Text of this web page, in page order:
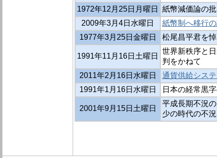
1972年12月25日月曜日
紙幣減価論の
2009年3月4日水曜日
紙幣制へ移行
1977年3月25日金曜日
松尾昌平君を
1991年11月16日土曜日
世界新秩序と
判をかねて
2011年2月16日水曜日
通貨供給シス
1991年1月16日水曜日
日本の経常黒
2001年9月15日土曜日
平成長期不況
少の時代の不況